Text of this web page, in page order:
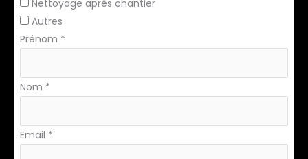
Nettoyage après chantier
Autres
Prénom *
Nom *
Email *